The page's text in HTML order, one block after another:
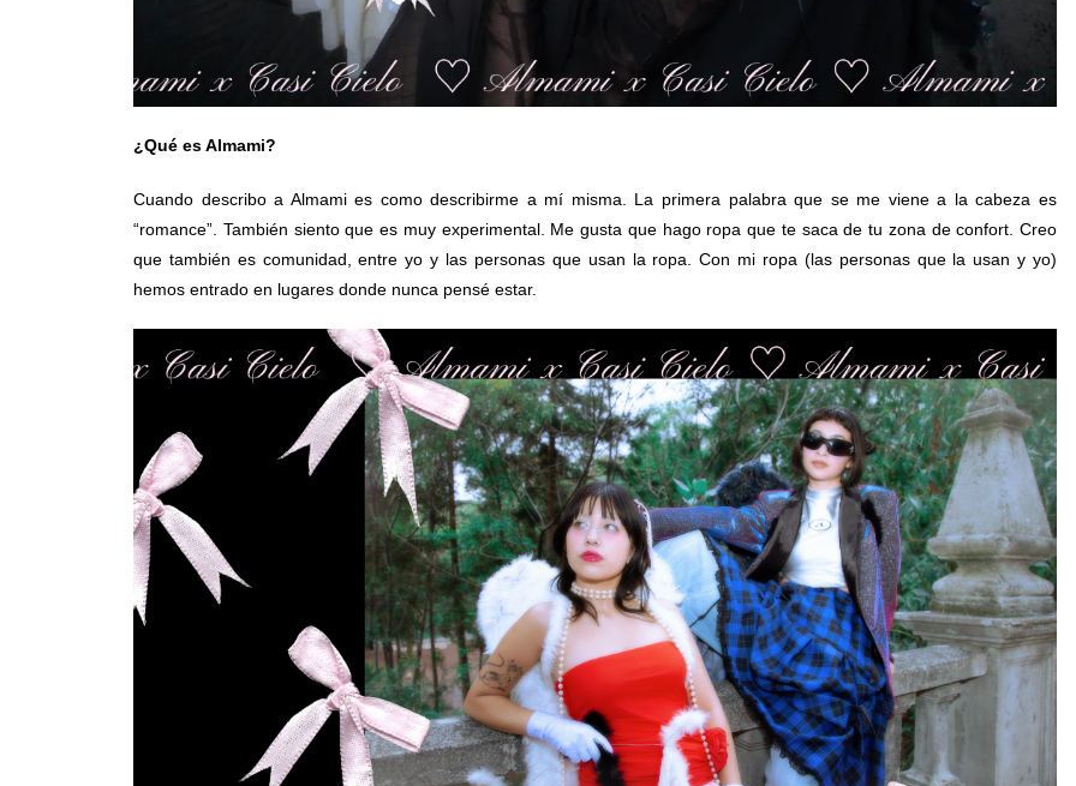
¿Qué es Almami?
Cuando describo a Almami es como describirme a mí misma. La primera palabra que se me viene a la cabeza es
“romance”. También siento que es muy experimental. Me gusta que hago ropa que te saca de tu zona de confort. Creo
que también es comunidad, entre yo y las personas que usan la ropa. Con mi ropa (las personas que la usan y yo)
hemos entrado en lugares donde nunca pensé estar.